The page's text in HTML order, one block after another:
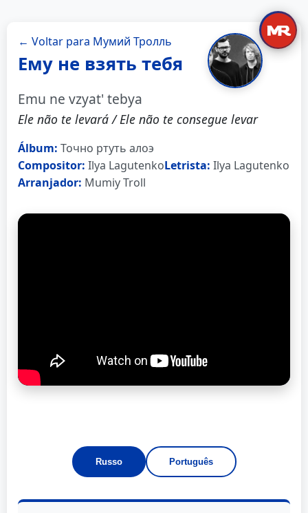
← Voltar para Мумий Тролль
Ему не взять тебя
Emu ne vzyat' tebya
Ele não te levará / Ele não te consegue levar
Álbum: Точно ртуть алоэ
Compositor: Ilya LagutenkoLetrista: Ilya Lagutenko
Arranjador: Mumiy Troll
Russo Português